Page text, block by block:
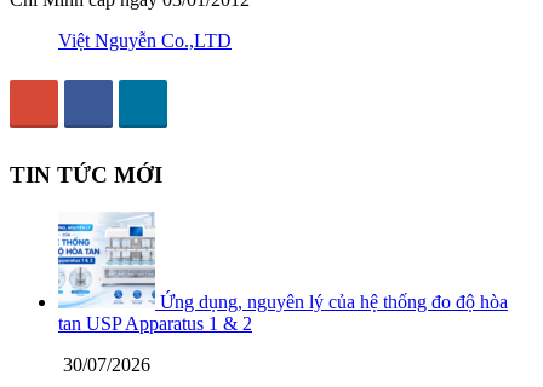
Việt Nguyễn Co.,LTD
TIN TỨC MỚI
Ứng dụng, nguyên lý của hệ thống đo độ hòa
tan USP Apparatus 1 & 2
30/07/2026